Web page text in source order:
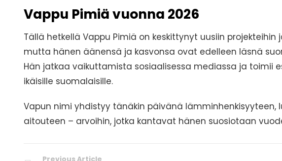
Vappu Pimiä vuonna 2026
Tällä hetkellä Vappu Pimiä on keskittynyt uusiin
mutta hänen äänensä ja kasvonsa ovat edelleen läsnä
Hän jatkaa vaikuttamista sosiaalisessa mediassa ja toimii
ikäisille suomalaisille.
Vapun nimi yhdistyy tänäkin päivänä lämminhenkisyyteen,
aitouteen – arvoihin, jotka kantavat hänen suosiotaan